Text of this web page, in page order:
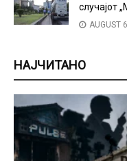
случајот
AUGUST
НАЈЧИТАНО